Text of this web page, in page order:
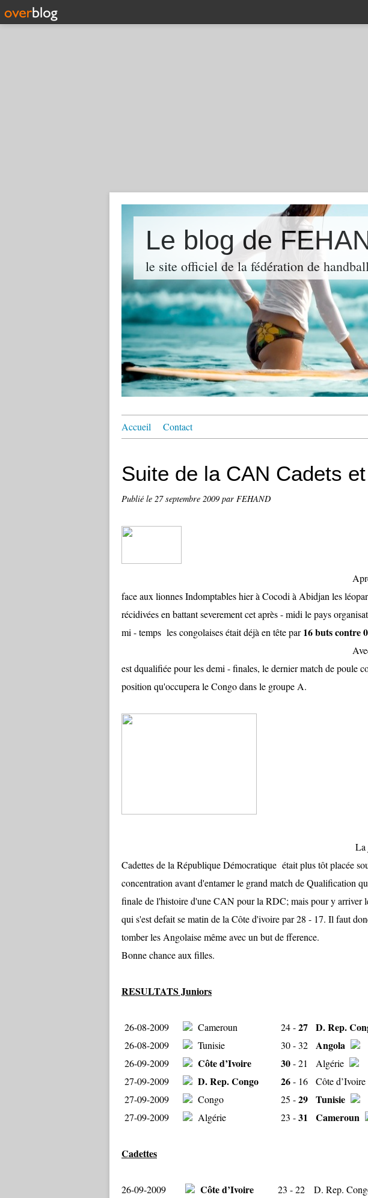
Le blog de
le site officiel de la fédération de
Accueil Contact
Suite de la CAN Cadets
Publié le 27 septembre 2009 par FEHAND
Après leurs succès
face aux lionnes Indomptables hier à Cocodi à Abidjan les
récidivées en battant severement cet après - midi le pays
mi - temps les congolaises était déjà en tête par16 buts contre
Avec cette deuxième
est dqualifiée pour les demi - finales, le dernier match de poule
position qu'occupera le Congo dans le groupe A.
La journée du 27 sept
Cadettes de la République Démocratique était plus tôt placée
concentration avant d'entamer le grand match de Qualification
finale de l'histoire d'une CAN pour la RDC; mais pour y arriver
qui s'est defait se matin de la Côte d'ivoire par 28 - 17. Il faut
tomber les Angolaise même avec un but de fference.
Bonne chance aux filles.
RESULTATS Juniors
26-08-2009 Cameroun 24 -27 D. Rep.
26-08-2009 Tunisie 30 -32 Angola
26-09-2009 Côte d’Ivoire 30- 21
Algérie
27-09-2009
D. Rep. Congo 26- 16
Côte d’Ivoire
27-09-2009
Congo 25 -29 Tunisie
27-09-2009 Algérie 23 -31 Cameroun
Cadettes
26-09-2009 Côte d’Ivoire 23 - 22
D. Rep.